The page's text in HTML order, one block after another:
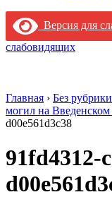
Версия для
слабовидящих
Главная › Без рубрики
могил на
d00e561d3c38
91fd4312-